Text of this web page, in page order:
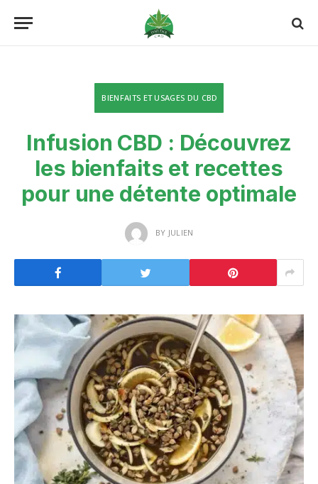
BIENFAITS ET USAGES DU CBD
Infusion CBD : Découvrez
les bienfaits et recettes
pour une détente optimale
BY JULIEN